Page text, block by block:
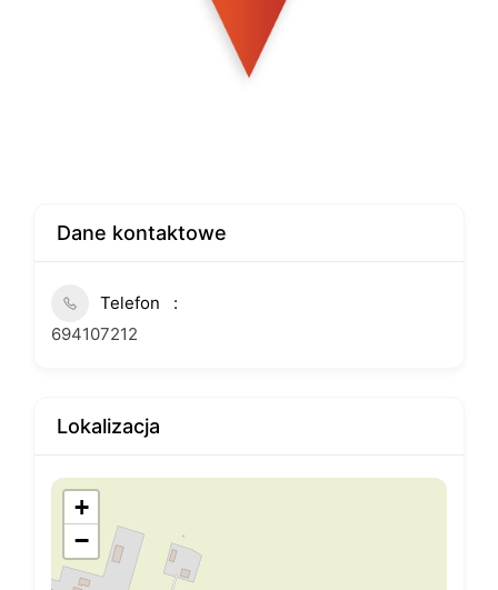
Dane kontaktowe
Telefon
694107212
Lokalizacja
+
−